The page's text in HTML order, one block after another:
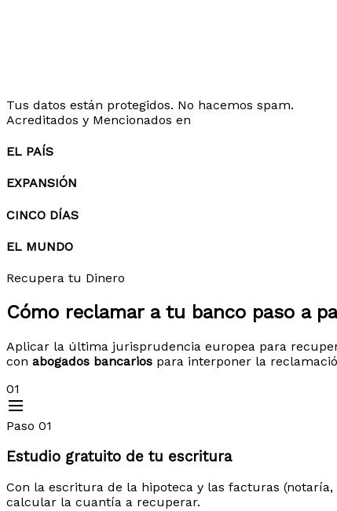
Tus datos están protegidos. No hacemos spam.
Acreditados y Mencionados en
EL PAÍS
EXPANSIÓN
CINCO DÍAS
EL MUNDO
Recupera tu Dinero
Cómo reclamar a tu banco paso a
Aplicar la última jurisprudencia europea para
con abogados bancarios para interponer la
01
Paso 01
Estudio gratuito de tu escritura
Con la escritura de la hipoteca y las facturas
calcular la cuantía a recuperar.